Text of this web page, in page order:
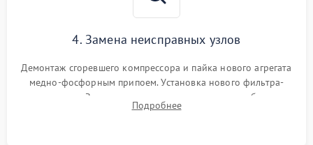
4. Замена неисправных узлов
Демонтаж сгоревшего компрессора и пайка нового агрегата
медно-фосфорным припоем. Установка нового фильтра-
осушителя. Замена изношенных вентиляторов обдува,
сломанных заслонок или поврежденных дверных петель.
Подробнее